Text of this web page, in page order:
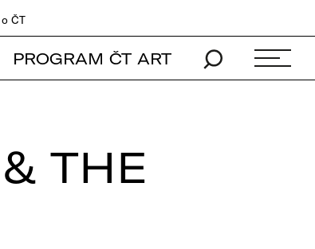
ČT
PROGRAM ČT ART
THE